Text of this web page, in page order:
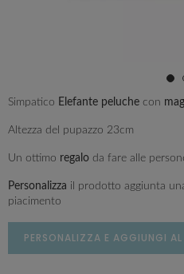
Simpatico Elefante peluche con
Altezza del pupazzo 23cm
Un ottimo regalo da fare alle
Personalizza il prodotto aggiunta
piacimento
PERSONALIZZA E AGGIUNGI AL